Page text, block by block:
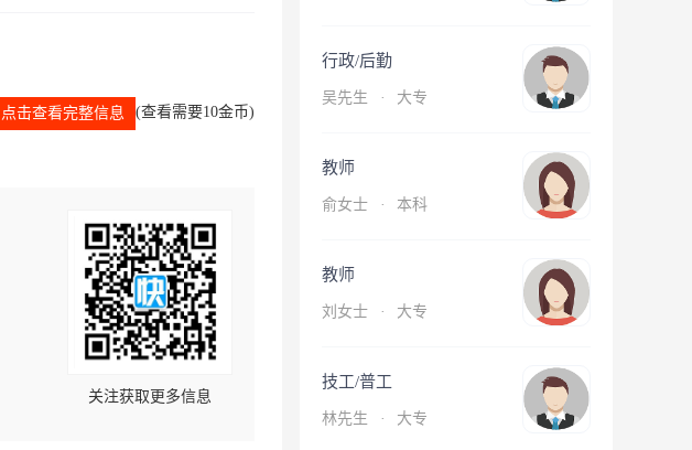
点击查看完整信息 (查看需要10金币)
关注获取更多信息
行政/后勤
吴先生 · 大专
教师
俞女士 · 本科
教师
刘女士 · 大专
技工/普工
林先生 · 大专